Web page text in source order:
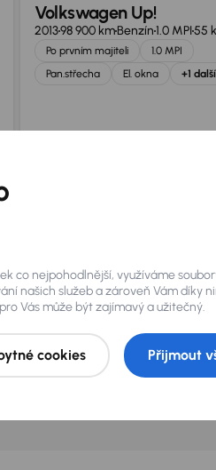
Volkswagen Up!
201398 900 kmBenzín1.0 MPI55
Po prvním majiteli
1.0 MPI
Pan.střecha
El. okna +1
pobočkách na Slovensku a
co nejpohodlnější, využíváme
našich služeb a zároveň Vám díky
Vás může být zajímavý a užitečný.
cookies Přijmout